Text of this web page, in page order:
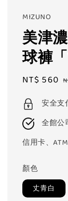
MIZUNO
美津
球褲「
Sale
NT$ 560
安全支
全館公
信用卡、
顏色
丈青白